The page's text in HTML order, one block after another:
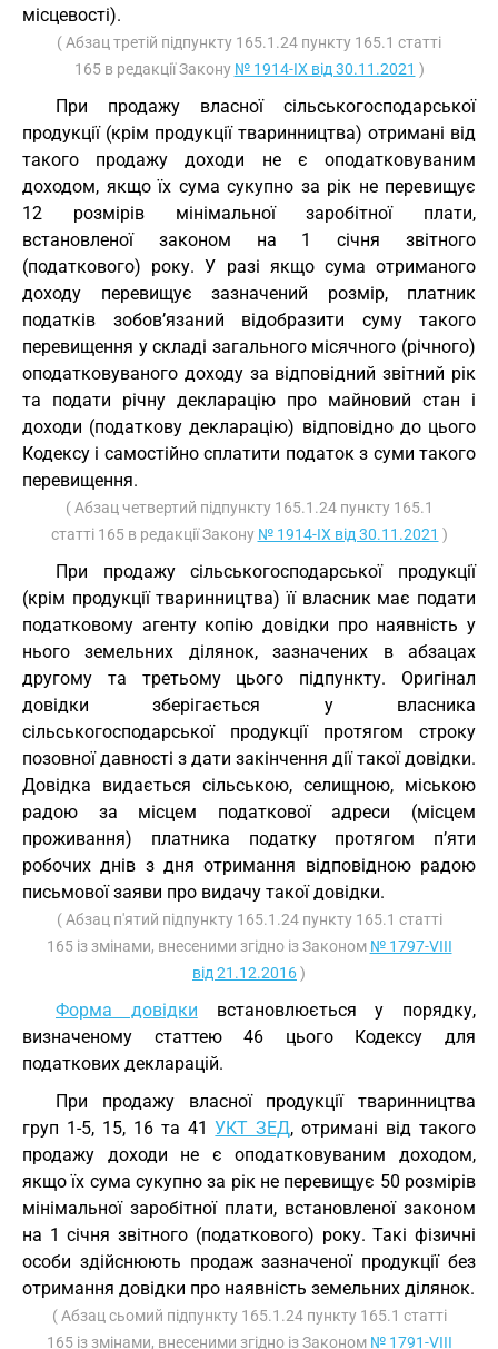
місцевості).
( Абзац третій підпункту 165.1.24 пункту 165.1 статті
165 в редакції Закону № 1914-IX від 30.11.2021 )
При продажу власної сільськогосподарської
продукції (крім продукції тваринництва) отримані від
такого продажу доходи не є оподатковуваним
доходом, якщо їх сума сукупно за рік не перевищує
12 розмірів мінімальної заробітної плати,
встановленої законом на 1 січня звітного
(податкового) року. У разі якщо сума отриманого
доходу перевищує зазначений розмір, платник
податків зобов’язаний відобразити суму такого
перевищення у складі загального місячного (річного)
оподатковуваного доходу за відповідний звітний рік
та подати річну декларацію про майновий стан і
доходи (податкову декларацію) відповідно до цього
Кодексу і самостійно сплатити податок з суми такого
перевищення.
( Абзац четвертий підпункту 165.1.24 пункту 165.1
статті 165 в редакції Закону № 1914-IX від 30.11.2021 )
При продажу сільськогосподарської продукції
(крім продукції тваринництва) її власник має подати
податковому агенту копію довідки про наявність у
нього земельних ділянок, зазначених в абзацах
другому та третьому цього підпункту. Оригінал
довідки зберігається у власника
сільськогосподарської продукції протягом строку
позовної давності з дати закінчення дії такої довідки.
Довідка видається сільською, селищною, міською
радою за місцем податкової адреси (місцем
проживання) платника податку протягом п’яти
робочих днів з дня отримання відповідною радою
письмової заяви про видачу такої довідки.
( Абзац п'ятий підпункту 165.1.24 пункту 165.1 статті
165 із змінами, внесеними згідно із Законом № 1797-VIII
від 21.12.2016)
Форма довідки встановлюється у порядку,
визначеному статтею 46 цього Кодексу для
податкових декларацій.
При продажу власної продукції тваринництва
груп 1-5, 15, 16 та 41УКТ ЗЕД, отримані від такого
продажу доходи не є оподатковуваним доходом,
якщо їх сума сукупно за рік не перевищує 50 розмірів
мінімальної заробітної плати, встановленої законом
на 1 січня звітного (податкового) року. Такі фізичні
особи здійснюють продаж зазначеної продукції без
отримання довідки про наявність земельних ділянок.
( Абзац сьомий підпункту 165.1.24 пункту 165.1 статті
165 із змінами, внесеними згідно із Законом № 1791-VIII